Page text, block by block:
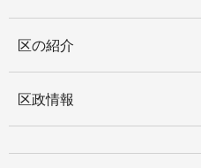
区の紹介
区政情報